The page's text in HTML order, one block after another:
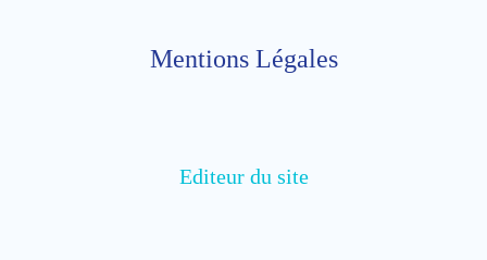
Mentions Légales
Editeur du site